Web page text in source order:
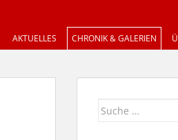
AKTUELLES CHRONIK & GALERIEN
Suche